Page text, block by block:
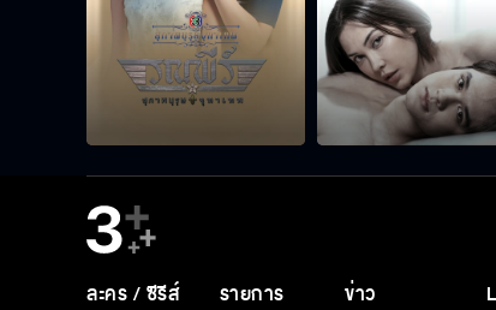
ละคร / ซีรีส์ รายการ ข่าว